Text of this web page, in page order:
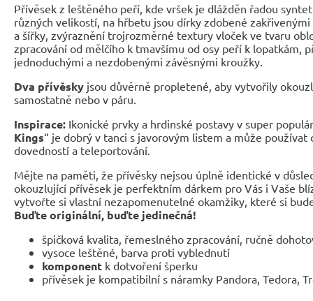
Přívěsek z leštěného peří, kde vršek je dlážděn řadou
různých velikostí, na hřbetu jsou dírky zdobené
a šířky, zvýraznění trojrozměrné textury vloček ve tvaru
zpracování od mělčího k tmavšímu od osy peří k lopatkám,
jednoduchými a nezdobenými závěsnými kroužky.
Dva přívěsky jsou důvěrně propletené, aby vytvořily
samostatně nebo v páru.
Inspirace: Ikonické prvky a hrdinské postavy v super
Kings“ je dobrý v tanci s javorovým listem a může používat
dovedností a teleportování.
Mějte na paměti, že přívěsky nejsou úplně identické v
okouzlující přívěsek je perfektním dárkem pro Vás i Vaše
vytvořte si vlastní nezapomenutelné okamžiky, které si
Buďte originální, buďte jedinečná!
špičková kvalita, řemeslného zpracování, ručně
vysoce leštěné, barva proti vyblednutí
komponent k dotvoření šperku
přívěsek je kompatibilní s náramky Pandora, Tedora,